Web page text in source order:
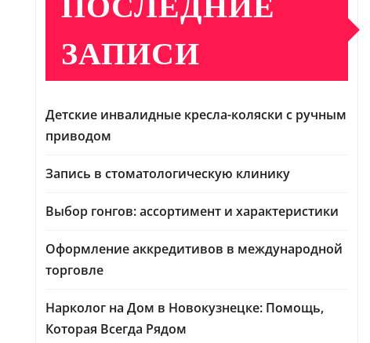
ЗАПИСИ
Детские инвалидные кресла-коляски с ручным
приводом
Запись в стоматологическую клинику
Выбор гонгов: ассортимент и характеристики
Оформление аккредитивов в международной
торговле
Нарколог на Дом в Новокузнецке: Помощь,
Которая Всегда Рядом